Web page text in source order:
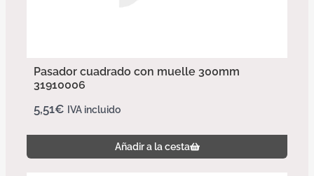
Pasador cuadrado con muelle 300mm
31910006
5,51€ IVA incluido
Añadir a la cesta